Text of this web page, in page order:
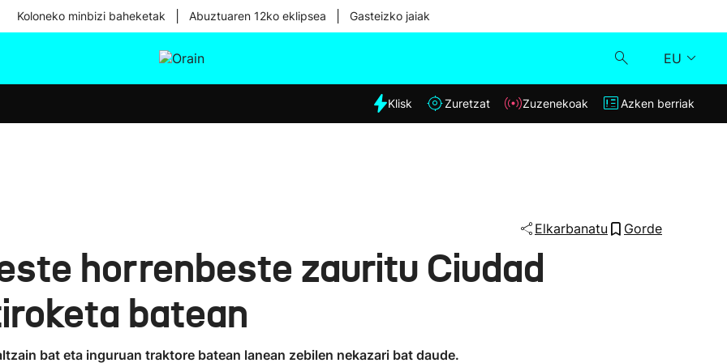
Koloneko minbizi baheketak Abuztuaren 12ko eklipsea Gasteizko jaiak
EU
Eguraldia
Klisk
Klisk Zuretzat Zuzenekoak Azken berriak
Elkarbanatu Gorde
horrenbeste zauritu Ciudad
batean
bat eta inguruan traktore batean lanean zebilen nekazari bat daude.